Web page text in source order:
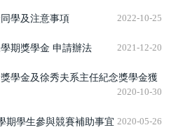
學及注意事項 2022-10-25
期獎學金 申請辦法 2021-12-20
學金及徐秀夫系主任紀念獎學金獲
2020-10-30
期學生參與競賽補助事宜 2020-05-26